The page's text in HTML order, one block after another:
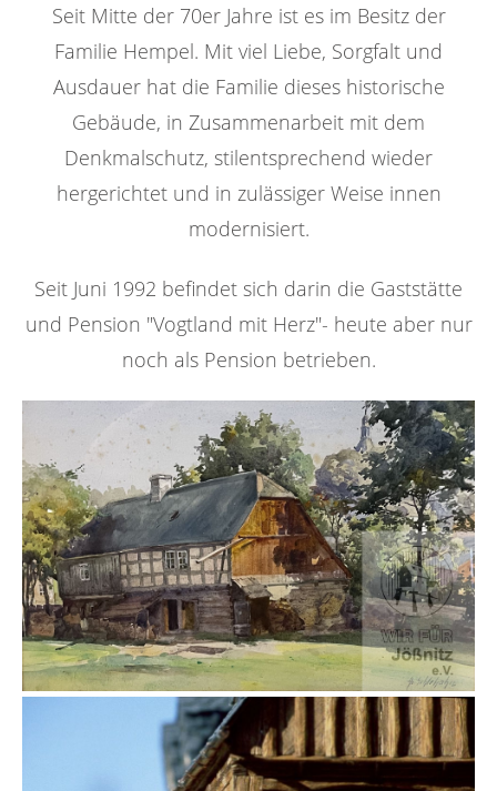
Seit Mitte der 70er Jahre ist es im Besitz der
Familie Hempel. Mit viel Liebe, Sorgfalt und
Ausdauer hat die Familie dieses historische
Gebäude, in Zusammenarbeit mit dem
Denkmalschutz, stilentsprechend wieder
hergerichtet und in zulässiger Weise innen
modernisiert.
Seit Juni 1992 befindet sich darin die Gaststätte
und Pension "Vogtland mit Herz"- heute aber nur
noch als Pension betrieben.